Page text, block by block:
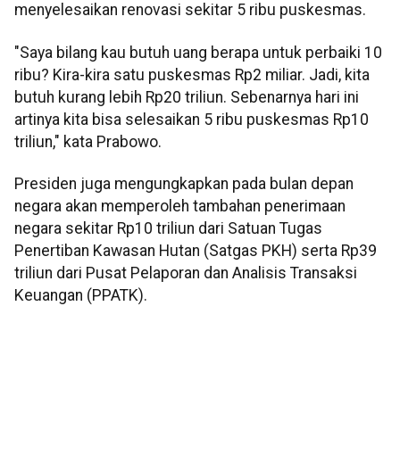
menyelesaikan renovasi sekitar 5 ribu puskesmas.
"Saya bilang kau butuh uang berapa untuk perbaiki 10
ribu? Kira-kira satu puskesmas Rp2 miliar. Jadi, kita
butuh kurang lebih Rp20 triliun. Sebenarnya hari ini
artinya kita bisa selesaikan 5 ribu puskesmas Rp10
triliun," kata Prabowo.
Presiden juga mengungkapkan pada bulan depan
negara akan memperoleh tambahan penerimaan
negara sekitar Rp10 triliun dari Satuan Tugas
Penertiban Kawasan Hutan (Satgas PKH) serta Rp39
triliun dari Pusat Pelaporan dan Analisis Transaksi
Keuangan (PPATK).